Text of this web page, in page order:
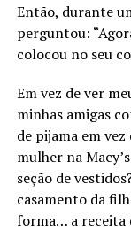
Então, durante
perguntou:
colocou no seu
Em vez de ver
minhas amigas
de pijama em
mulher na
seção de
casamento da
forma… a receita